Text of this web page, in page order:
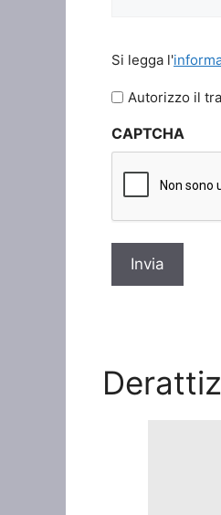
legga
l'informativa
privacy
Si legga l'
Autorizzo il
CAPTCHA